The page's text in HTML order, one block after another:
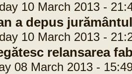
10 March 2013 -
a depus jurământul
10 March 2013 -
relansarea
08 March 2013 -